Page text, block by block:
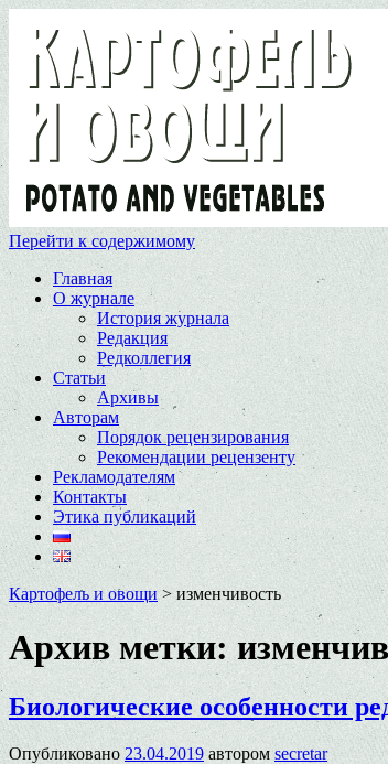
Перейти к содержимому
Главная
О журнале
История журнала
Редакция
Редколлегия
Статьи
Архивы
Авторам
Порядок рецензирования
Рекомендации рецензенту
Рекламодателям
Контакты
Этика публикаций
Картофель и овощи > изменчивость
Архив метки:
Биологические особенности
Опубликовано 23.04.2019 автором secretar